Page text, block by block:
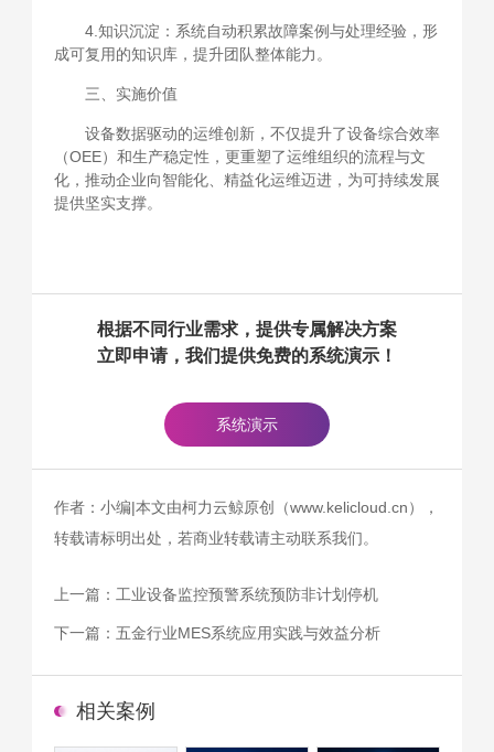
4.知识沉淀：系统自动积累故障案例与处理经验，形
成可复用的知识库，提升团队整体能力。
三、实施价值
设备数据驱动的运维创新，不仅提升了设备综合效率
（OEE）和生产稳定性，更重塑了运维组织的流程与文
化，推动企业向智能化、精益化运维迈进，为可持续发展
提供坚实支撑。
根据不同行业需求，提供专属解决方案
立即申请，我们提供免费的系统演示！
系统演示
作者：小编|本文由柯力云鲸原创（www.kelicloud.cn），
转载请标明出处，若商业转载请主动联系我们。
上一篇： 工业设备监控预警系统预防非计划停机
下一篇： 五金行业MES系统应用实践与效益分析
相关案例